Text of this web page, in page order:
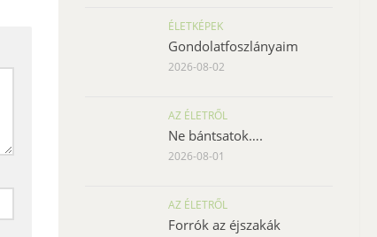
ÉLETKÉPEK
Gondolatfoszlányaim
2026-08-02
AZ ÉLETRŐL
Ne bántsatok….
2026-08-01
AZ ÉLETRŐL
Forrók az éjszakák